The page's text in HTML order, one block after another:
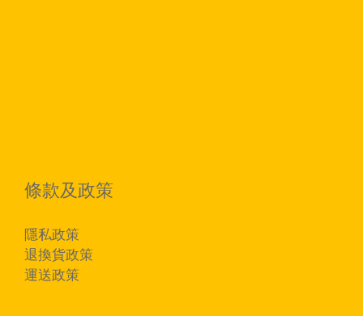
條款及政策
隱私政策
退換貨政策
運送政策